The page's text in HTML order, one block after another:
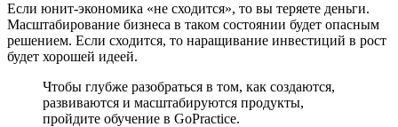
Если юнит-экономика «не сходится», то вы теряете деньги.
Масштабирование бизнеса в таком состоянии будет опасным
решением. Если сходится, то наращивание инвестиций в рост
будет хорошей идеей.
Чтобы глубже разобраться в том, как создаются,
развиваются и масштабируются продукты,
пройдите обучение в GoPractice.